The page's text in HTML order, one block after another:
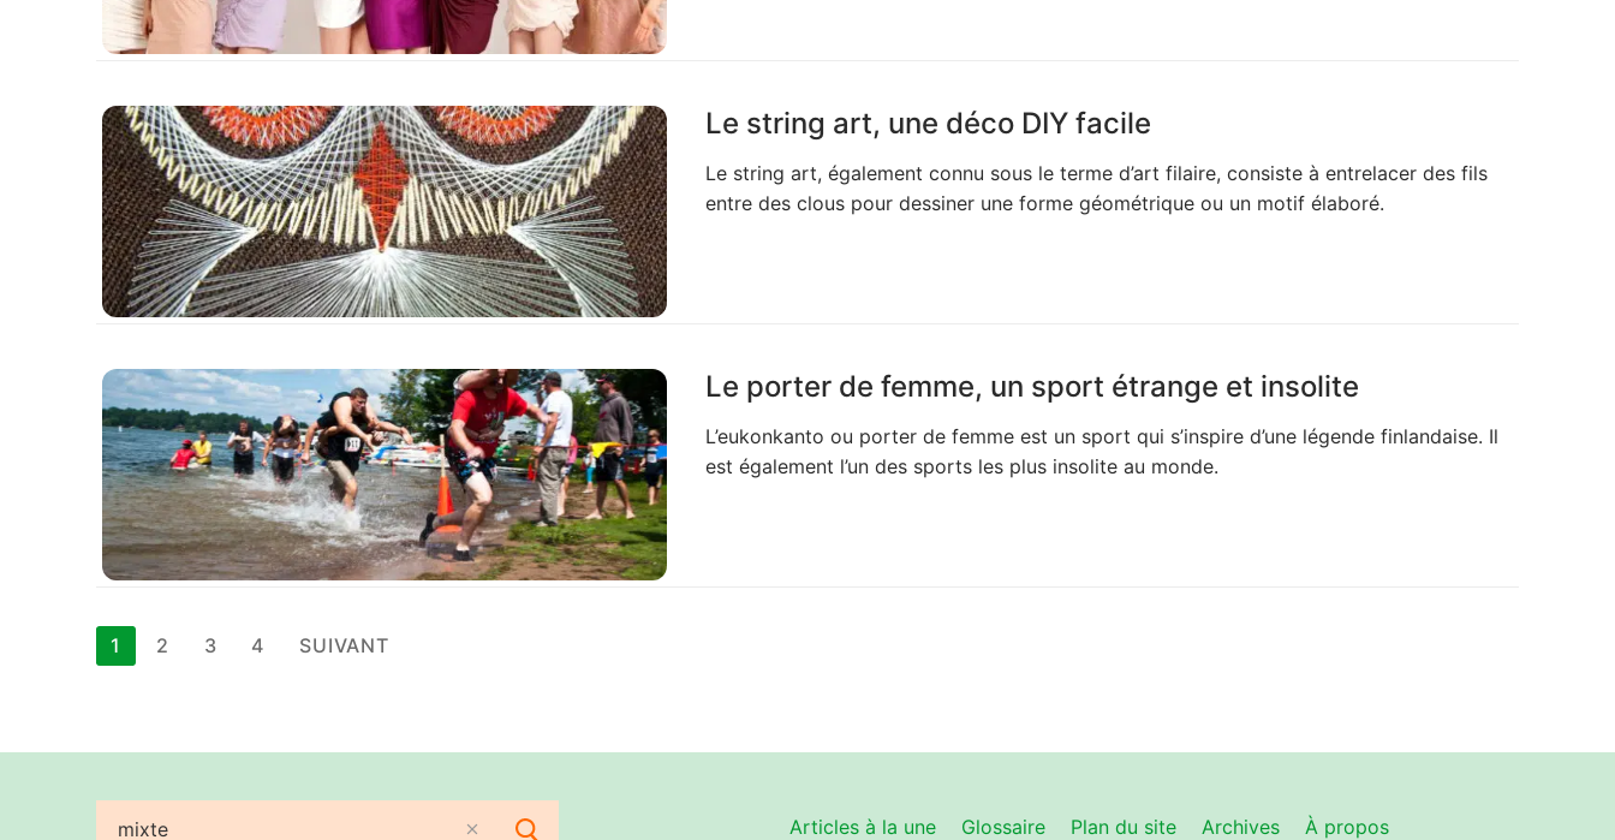
Le string art, une déco DIY facile
Le string art, également connu sous le terme d’art filaire, consiste à entrelacer des fils
entre des clous pour dessiner une forme géométrique ou un motif élaboré.
Le porter de femme, un sport étrange et insolite
L’eukonkanto ou porter de femme est un sport qui s’inspire d’une légende finlandaise. Il
est également l’un des sports les plus insolite au monde.
Pagination
1 2 3 4 SUIVANT
Articles à la une Glossaire Plan du site Archives À propos